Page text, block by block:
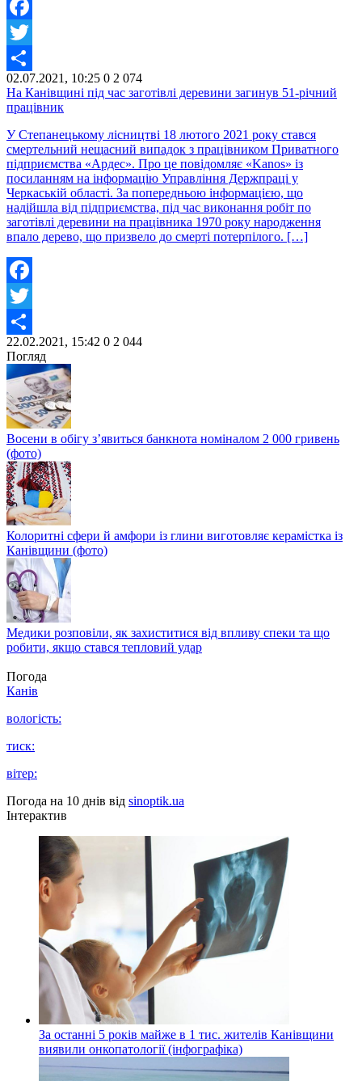
Facebook
Twitter
Share
02.07.2021, 10:25 0 2 074
На Канівщині під час заготівлі деревини загинув 51-річний
працівник
У Степанецькому лісництві 18 лютого 2021 року стався
смертельний нещасний випадок з працівником Приватного
підприємства «Ардес». Про це повідомляє «Kanos» із
посиланням на інформацію Управління Держпраці у
Черкаській області. За попередньою інформацією, що
надійшла від підприємства, під час виконання робіт по
заготівлі деревини на працівника 1970 року народження
впало дерево, що призвело до смерті потерпілого. […]
Facebook
Twitter
Share
22.02.2021, 15:42 0 2 044
Погляд
Восени в обігу з’явиться банкнота номіналом 2 000 гривень
(фото)
Колоритні сфери й амфори із глини виготовляє керамістка із
Канівщини (фото)
Медики розповіли, як захиститися від впливу спеки та що
робити, якщо стався тепловий удар
Погода
Канів
вологість:
тиск:
вітер:
Погода на 10 днів від sinoptik.ua
Інтерактив
За останні 5 років майже в 1 тис. жителів Канівщини
виявили онкопатології (інфографіка)